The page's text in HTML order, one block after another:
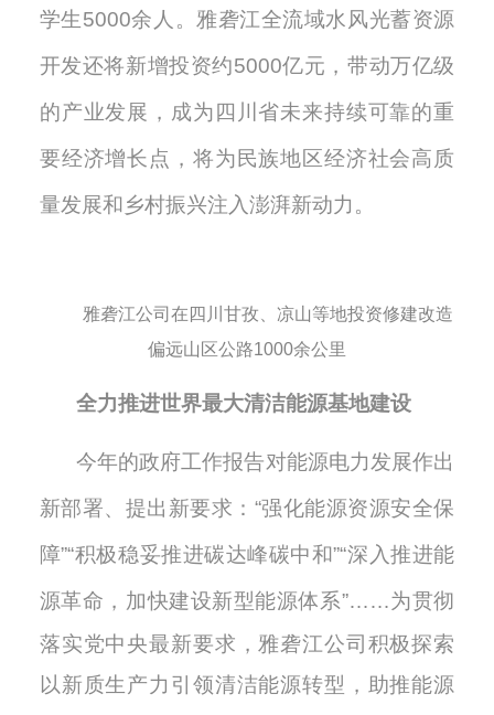
学生5000余人。 雅砻江全流域水风光蓄资源
开发还将新增投资约5000亿元，带动万亿级
的产业发展，成为四川省未来持续可靠的重
要经济增长点，将为民族地区经济社会高质
量发展和乡村振兴注入澎湃新动力。
雅砻江公司在四川甘孜、凉山等地投资修建改造
偏远山区公路1000余公里
全力推进世界最大清洁能源基地建设
今年的政府工作报告对能源电力发展作出
新部署、提出新要求： “强化能源资源安全保
障”“积极稳妥推进碳达峰碳中和”“深入推进能
源革命，加快建设新型能源体系”……为贯彻
落实党中央最新要求，雅砻江公司积极探索
以新质生产力引领清洁能源转型，助推能源